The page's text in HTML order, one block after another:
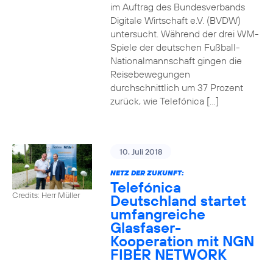
im Auftrag des Bundesverbands
Digitale Wirtschaft e.V. (BVDW)
untersucht. Während der drei WM-
Spiele der deutschen Fußball-
Nationalmannschaft gingen die
Reisebewegungen
durchschnittlich um 37 Prozent
zurück, wie Telefónica […]
Credits: Herr Müller
10. Juli 2018
NETZ DER ZUKUNFT:
Telefónica
Deutschland startet
umfangreiche
Glasfaser-
Kooperation mit NGN
FIBER NETWORK